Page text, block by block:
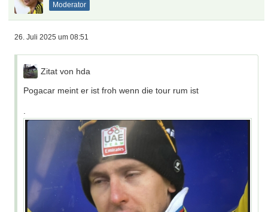
Moderator
26. Juli 2025 um 08:51
Zitat von hda
Pogacar meint er ist froh wenn die tour rum ist